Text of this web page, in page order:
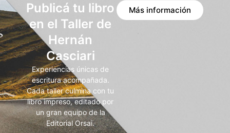
Publicá tu libro
en el Taller de
Hernán
Casciari
Experiencias únicas de
escritura acompañada.
Cada taller culmina con tu
libro impreso, editado por
un gran equipo de la
Editorial Orsai.
Más información